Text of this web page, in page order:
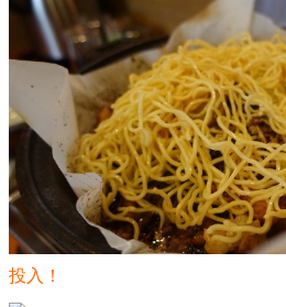
投入！